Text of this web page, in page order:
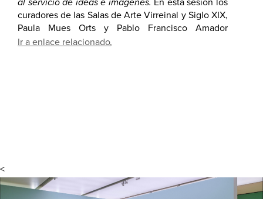
curadores de las Salas de Arte Virreinal y Siglo XIX,
Paula Mues Orts y Pablo Francisco Amador
Marrero, presentaron algunos de los estudios de la
Ir a enlace relacionado
<